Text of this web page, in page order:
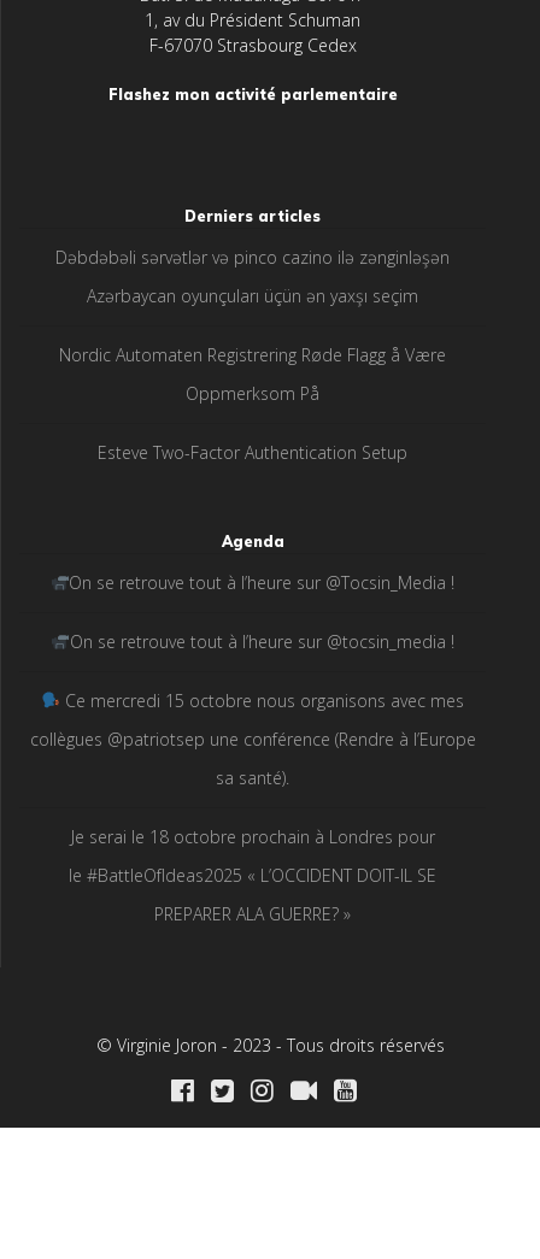
1, av du Président Schuman
F-67070 Strasbourg Cedex
Flashez mon activité parlementaire
Derniers articles
Dəbdəbəli sərvətlər və pinco cazino ilə zənginləşən
Azərbaycan oyunçuları üçün ən yaxşı seçim
Nordic Automaten Registrering Røde Flagg å Være
Oppmerksom På
Esteve Two-Factor Authentication Setup
Agenda
On se retrouve tout à l’heure sur @Tocsin_Media !
On se retrouve tout à l’heure sur @tocsin_media !
Ce mercredi 15 octobre nous organisons avec mes
collègues @patriotsep une conférence (Rendre à l’Europe
sa santé).
Je serai le 18 octobre prochain à Londres pour
le #BattleOfIdeas2025 « L’OCCIDENT DOIT-IL SE
PREPARER ALA GUERRE? »
© Virginie Joron - 2023 - Tous droits réservés